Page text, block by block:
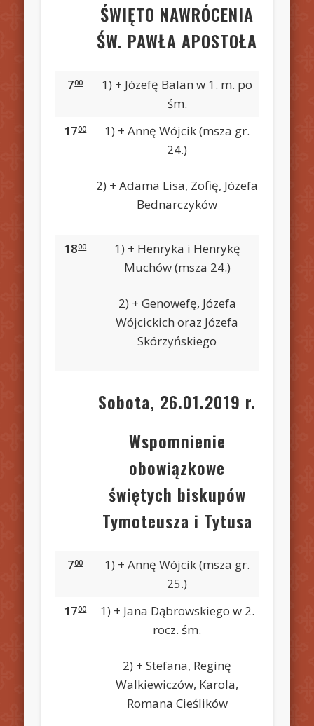
ŚWIĘTO NAWRÓCENIA
ŚW. PAWŁA APOSTOŁA
700
1) + Józefę Balan w 1. m. po
śm.
1700
1) + Annę Wójcik (msza gr.
24.)
2) + Adama Lisa, Zofię, Józefa
Bednarczyków
1800
1) + Henryka i Henrykę
Muchów (msza 24.)
2) + Genowefę, Józefa
Wójcickich oraz Józefa
Skórzyńskiego
Sobota, 26.01.2019 r.
Wspomnienie
obowiązkowe
świętych biskupów
Tymoteusza i Tytusa
700
1) + Annę Wójcik (msza gr.
25.)
1700
1) + Jana Dąbrowskiego w 2.
rocz. śm.
2) + Stefana, Reginę
Walkiewiczów, Karola,
Romana Cieślików